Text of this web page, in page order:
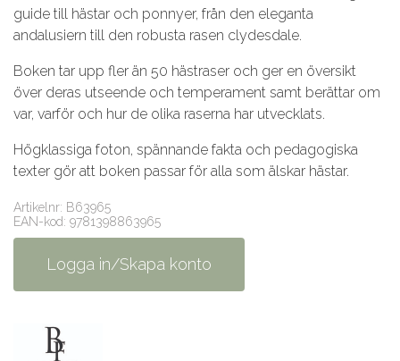
guide till hästar och ponnyer, från den eleganta
andalusiern till den robusta rasen clydesdale.
Boken tar upp fler än 50 hästraser och ger en översikt
över deras utseende och temperament samt berättar om
var, varför och hur de olika raserna har utvecklats.
Högklassiga foton, spännande fakta och pedagogiska
texter gör att boken passar för alla som älskar hästar.
Artikelnr: B63965
EAN-kod: 9781398863965
Logga in/Skapa konto